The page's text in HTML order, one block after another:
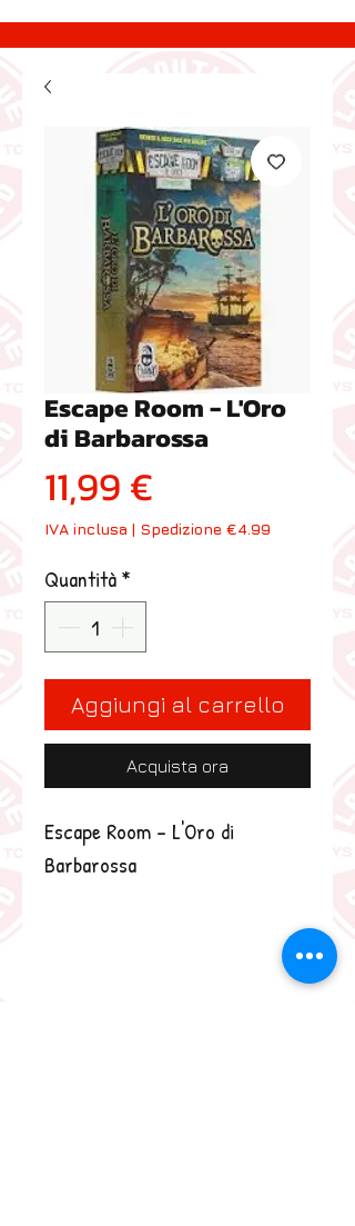
Escape Room - L'Oro
di Barbarossa
11,99 €
IVA inclusa | Spedizione €4.99
Quantità*
Aggiungi al carrello
Acquista ora
Escape Room - L'Oro di
Barbarossa